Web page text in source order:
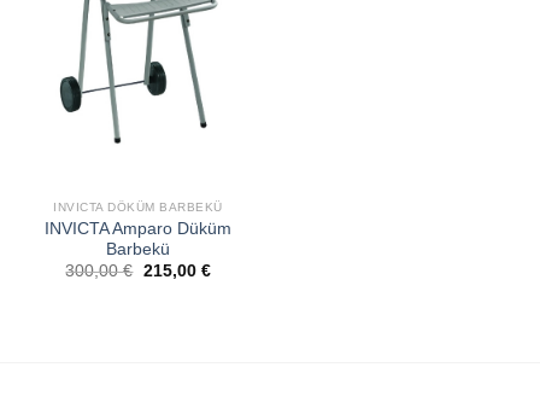
EKLE
INVICTA DÖKÜM BARBEKÜ
INVICTA Amparo Düküm
Barbekü
300,00€ 215,00 €